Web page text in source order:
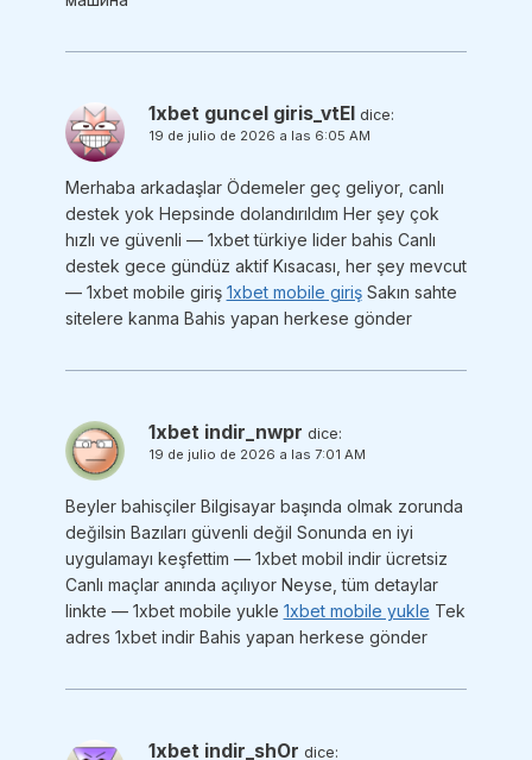
1xbet guncel giris_vtEl dice:
19 de julio de 2026 a las 6:05 AM
Merhaba arkadaşlar Ödemeler geç geliyor, canlı
destek yok Hepsinde dolandırıldım Her şey çok
hızlı ve güvenli — 1xbet türkiye lider bahis Canlı
destek gece gündüz aktif Kısacası, her şey mevcut
— 1xbet mobile giriş 1xbet mobile girişSakın sahte
sitelere kanma Bahis yapan herkese gönder
1xbet indir_nwpr dice:
19 de julio de 2026 a las 7:01 AM
Beyler bahisçiler Bilgisayar başında olmak zorunda
değilsin Bazıları güvenli değil Sonunda en iyi
uygulamayı keşfettim — 1xbet mobil indir ücretsiz
Canlı maçlar anında açılıyor Neyse, tüm detaylar
linkte — 1xbet mobile yukle 1xbet mobile yukle Tek
adres 1xbet indir Bahis yapan herkese gönder
1xbet indir_shOr dice: